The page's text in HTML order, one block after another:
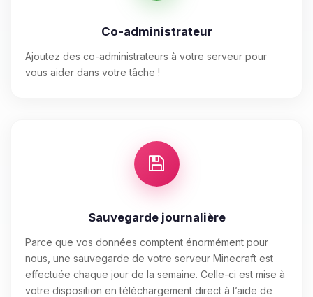
Co-administrateur
Ajoutez des co-administrateurs à votre serveur pour
vous aider dans votre tâche !
Sauvegarde journalière
Parce que vos données comptent énormément pour
nous, une sauvegarde de votre serveur Minecraft est
effectuée chaque jour de la semaine. Celle-ci est mise à
votre disposition en téléchargement direct à l’aide de